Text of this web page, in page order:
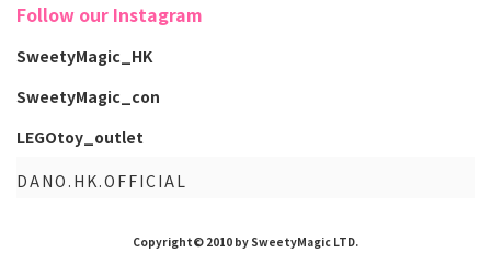
Follow our Instagram
SweetyMagic_HK
SweetyMagic_con
LEGOtoy_outlet
DANO.HK.OFFICIAL
Copyright© 2010 by SweetyMagic LTD.